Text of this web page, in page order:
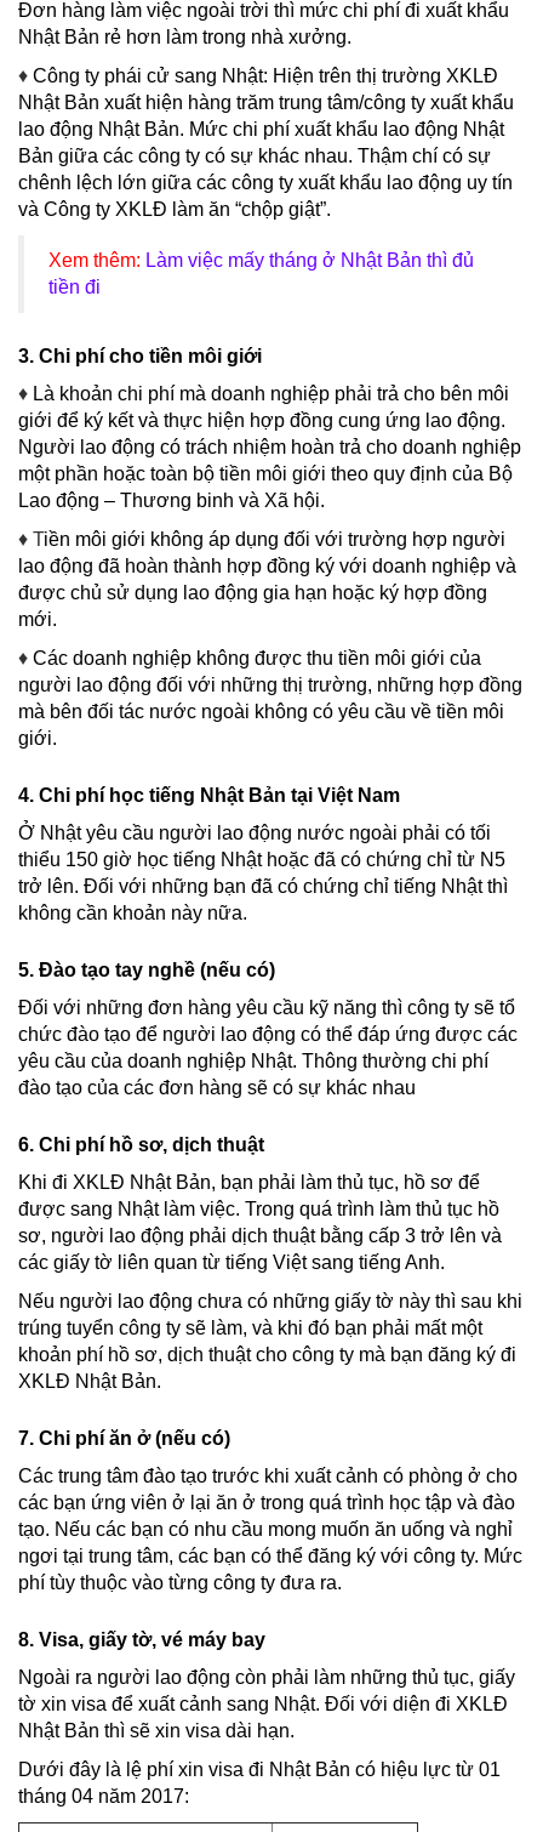
Đơn hàng làm việc ngoài trời thì mức chi phí đi xuất khẩu
Nhật Bản rẻ hơn làm trong nhà xưởng.
♦ Công ty phái cử sang Nhật: Hiện trên thị trường XKLĐ
Nhật Bản xuất hiện hàng trăm trung tâm/công ty xuất khẩu
lao động Nhật Bản. Mức chi phí xuất khẩu lao động Nhật
Bản giữa các công ty có sự khác nhau. Thậm chí có sự
chênh lệch lớn giữa các công ty xuất khẩu lao động uy tín
và Công ty XKLĐ làm ăn “chộp giật”.
Xem thêm: Làm việc mấy tháng ở Nhật Bản thì đủ
tiền đi
3. Chi phí cho tiền môi giới
♦ Là khoản chi phí mà doanh nghiệp phải trả cho bên môi
giới để ký kết và thực hiện hợp đồng cung ứng lao động.
Người lao động có trách nhiệm hoàn trả cho doanh nghiệp
một phần hoặc toàn bộ tiền môi giới theo quy định của Bộ
Lao động – Thương binh và Xã hội.
♦ Tiền môi giới không áp dụng đối với trường hợp người
lao động đã hoàn thành hợp đồng ký với doanh nghiệp và
được chủ sử dụng lao động gia hạn hoặc ký hợp đồng
mới.
♦ Các doanh nghiệp không được thu tiền môi giới của
người lao động đối với những thị trường, những hợp đồng
mà bên đối tác nước ngoài không có yêu cầu về tiền môi
giới.
4. Chi phí học tiếng Nhật Bản tại Việt Nam
Ở Nhật yêu cầu người lao động nước ngoài phải có tối
thiểu 150 giờ học tiếng Nhật hoặc đã có chứng chỉ từ N5
trở lên. Đối với những bạn đã có chứng chỉ tiếng Nhật thì
không cần khoản này nữa.
5. Đào tạo tay nghề (nếu có)
Đối với những đơn hàng yêu cầu kỹ năng thì công ty sẽ tổ
chức đào tạo để người lao động có thể đáp ứng được các
yêu cầu của doanh nghiệp Nhật. Thông thường chi phí
đào tạo của các đơn hàng sẽ có sự khác nhau
6. Chi phí hồ sơ, dịch thuật
Khi đi XKLĐ Nhật Bản, bạn phải làm thủ tục, hồ sơ để
được sang Nhật làm việc. Trong quá trình làm thủ tục hồ
sơ, người lao động phải dịch thuật bằng cấp 3 trở lên và
các giấy tờ liên quan từ tiếng Việt sang tiếng Anh.
Nếu người lao động chưa có những giấy tờ này thì sau khi
trúng tuyển công ty sẽ làm, và khi đó bạn phải mất một
khoản phí hồ sơ, dịch thuật cho công ty mà bạn đăng ký đi
XKLĐ Nhật Bản.
7. Chi phí ăn ở (nếu có)
Các trung tâm đào tạo trước khi xuất cảnh có phòng ở cho
các bạn ứng viên ở lại ăn ở trong quá trình học tập và đào
tạo. Nếu các bạn có nhu cầu mong muốn ăn uống và nghỉ
ngơi tại trung tâm, các bạn có thể đăng ký với công ty. Mức
phí tùy thuộc vào từng công ty đưa ra.
8. Visa, giấy tờ, vé máy bay
Ngoài ra người lao động còn phải làm những thủ tục, giấy
tờ xin visa để xuất cảnh sang Nhật. Đối với diện đi XKLĐ
Nhật Bản thì sẽ xin visa dài hạn.
Dưới đây là lệ phí xin visa đi Nhật Bản có hiệu lực từ 01
tháng 04 năm 2017: